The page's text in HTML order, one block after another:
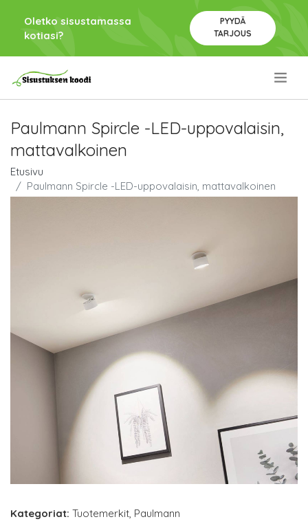
Oletko sisustamassa
kotiasi?
PYYDÄ
TARJOUS
Paulmann Spircle -LED-uppovalaisin,
mattavalkoinen
Etusivu
Paulmann Spircle -LED-uppovalaisin, mattavalkoinen
Kategoriat: Tuotemerkit, Paulmann